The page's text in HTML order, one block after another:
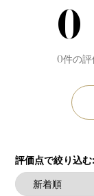
0
0件の評
評価点で絞り込